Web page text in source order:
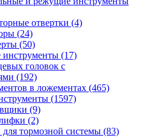
отвертки (4)
(24)
(50)
инструменты (17)
головок с
(192)
в ложементах (465)
(1597)
(9)
(2)
тормозной системы (83)